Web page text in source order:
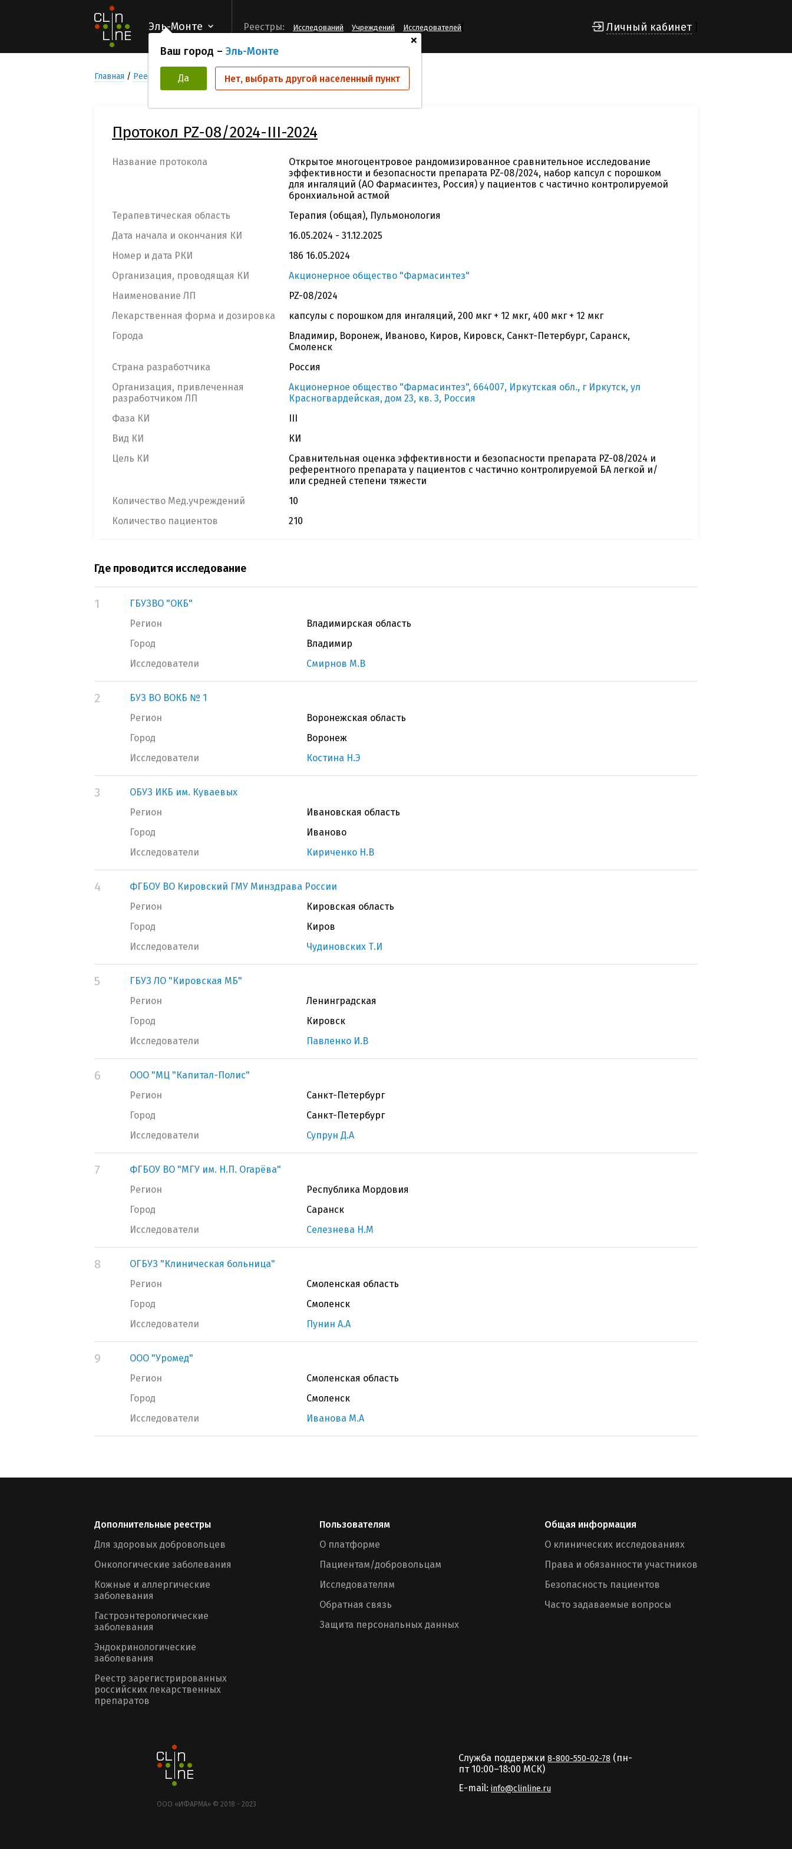
Эль-Монте
+
Ваш город – Эль-Монте
Да Нет, выбрать другой населенный пункт
Реестры: Исследований Учреждений Исследователей Личный кабинет
Главная Реестр Клинических исследований PZ-08/2024-III-2024
Протокол PZ-08/2024-III-2024
Название протокола
Открытое многоцентровое рандомизированное сравнительное исследование
эффективности и безопасности препарата PZ-08/2024, набор капсул с порошком
для ингаляций (АО Фармасинтез, Россия) у пациентов с частично контролируемой
бронхиальной астмой
Терапевтическая область
Терапия (общая), Пульмонология
Дата начала и окончания КИ
16.05.2024 - 31.12.2025
Номер и дата РКИ
186 16.05.2024
Организация, проводящая КИ
Акционерное общество "Фармасинтез"
Наименование ЛП
PZ-08/2024
Лекарственная форма и дозировка
капсулы с порошком для ингаляций, 200 мкг + 12 мкг, 400 мкг + 12 мкг
Города
Владимир, Воронеж, Иваново, Киров, Кировск, Санкт-Петербург, Саранск,
Смоленск
Страна разработчика
Россия
Организация, привлеченная
разработчиком ЛП
Акционерное общество "Фармасинтез", 664007, Иркутская обл., г Иркутск, ул
Красногвардейская, дом 23, кв. 3, Россия
Фаза КИ
III
Вид КИ
КИ
Цель КИ
Сравнительная оценка эффективности и безопасности препарата PZ-08/2024 и
референтного препарата у пациентов с частично контролируемой БА легкой и/
или средней степени тяжести
Количество Мед.учреждений
10
Количество пациентов
210
Где проводится исследование
1
ГБУЗВО "ОКБ"
Регион
Владимирская область
Город
Владимир
Исследователи
Смирнов М.В
2
БУЗ ВО ВОКБ № 1
Регион
Воронежская область
Город
Воронеж
Исследователи
Костина Н.Э
3
ОБУЗ ИКБ им. Куваевых
Регион
Ивановская область
Город
Иваново
Исследователи
Кириченко Н.В
4
ФГБОУ ВО Кировский ГМУ Минздрава России
Регион
Кировская область
Город
Киров
Исследователи
Чудиновских Т.И
5
ГБУЗ ЛО "Кировская МБ"
Регион
Ленинградская
Город
Кировск
Исследователи
Павленко И.В
6
ООО "МЦ "Капитал-Полис"
Регион
Санкт-Петербург
Город
Санкт-Петербург
Исследователи
Супрун Д.А
7
ФГБОУ ВО "МГУ им. Н.П. Огарёва"
Регион
Республика Мордовия
Город
Саранск
Исследователи
Селезнева Н.М
8
ОГБУЗ "Клиническая больница"
Регион
Смоленская область
Город
Смоленск
Исследователи
Пунин А.А
9
ООО "Уромед"
Регион
Смоленская область
Город
Смоленск
Исследователи
Иванова М.А
Дополнительные реестры
Для здоровых добровольцев
Онкологические заболевания
Кожные и аллергические
заболевания
Гастроэнтерологические
заболевания
Эндокринологические
заболевания
Реестр зарегистрированных
российских лекарственных
препаратов
Пользователям
О платформе
Пациентам/добровольцам
Исследователям
Обратная связь
Защита персональных данных
Общая информация
О клинических исследованиях
Права и обязанности участников
Безопасность пациентов
Часто задаваемые вопросы
ООО «ИФАРМА» © 2018 - 2023
Служба поддержки 8-800-550-02-78 (пн-
пт 10:00–18:00 MCК)
E-mail: info@clinline.ru